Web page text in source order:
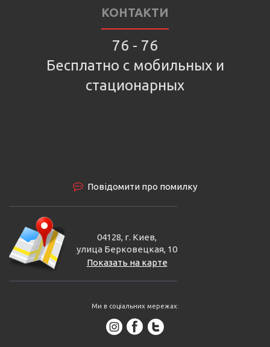
КОНТАКТИ
76 - 76
Бесплатно с мобильных и
стационарных
Повідомити про помилку
04128, г. Киев,
улица Берковецкая, 10
Показать на карте
Ми в соціальних мережах: